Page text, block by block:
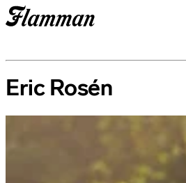
Eric Rosén